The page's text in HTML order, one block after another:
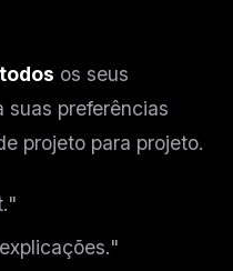
todos os seus
suas preferências
projeto para projeto.